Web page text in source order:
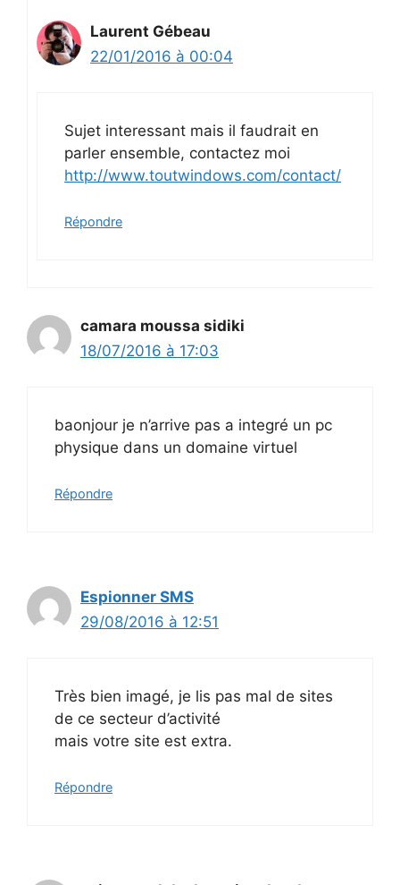
Laurent Gébeau
22/01/2016 à 00:04
Sujet interessant mais il faudrait en
parler ensemble, contactez moi
http://www.toutwindows.com/contact/
Répondre
camara moussa sidiki
18/07/2016 à 17:03
baonjour je n’arrive pas a integré un pc
physique dans un domaine virtuel
Répondre
Espionner SMS
29/08/2016 à 12:51
Très bien imagé, je lis pas mal de sites
de ce secteur d’activité
mais votre site est extra.
Répondre